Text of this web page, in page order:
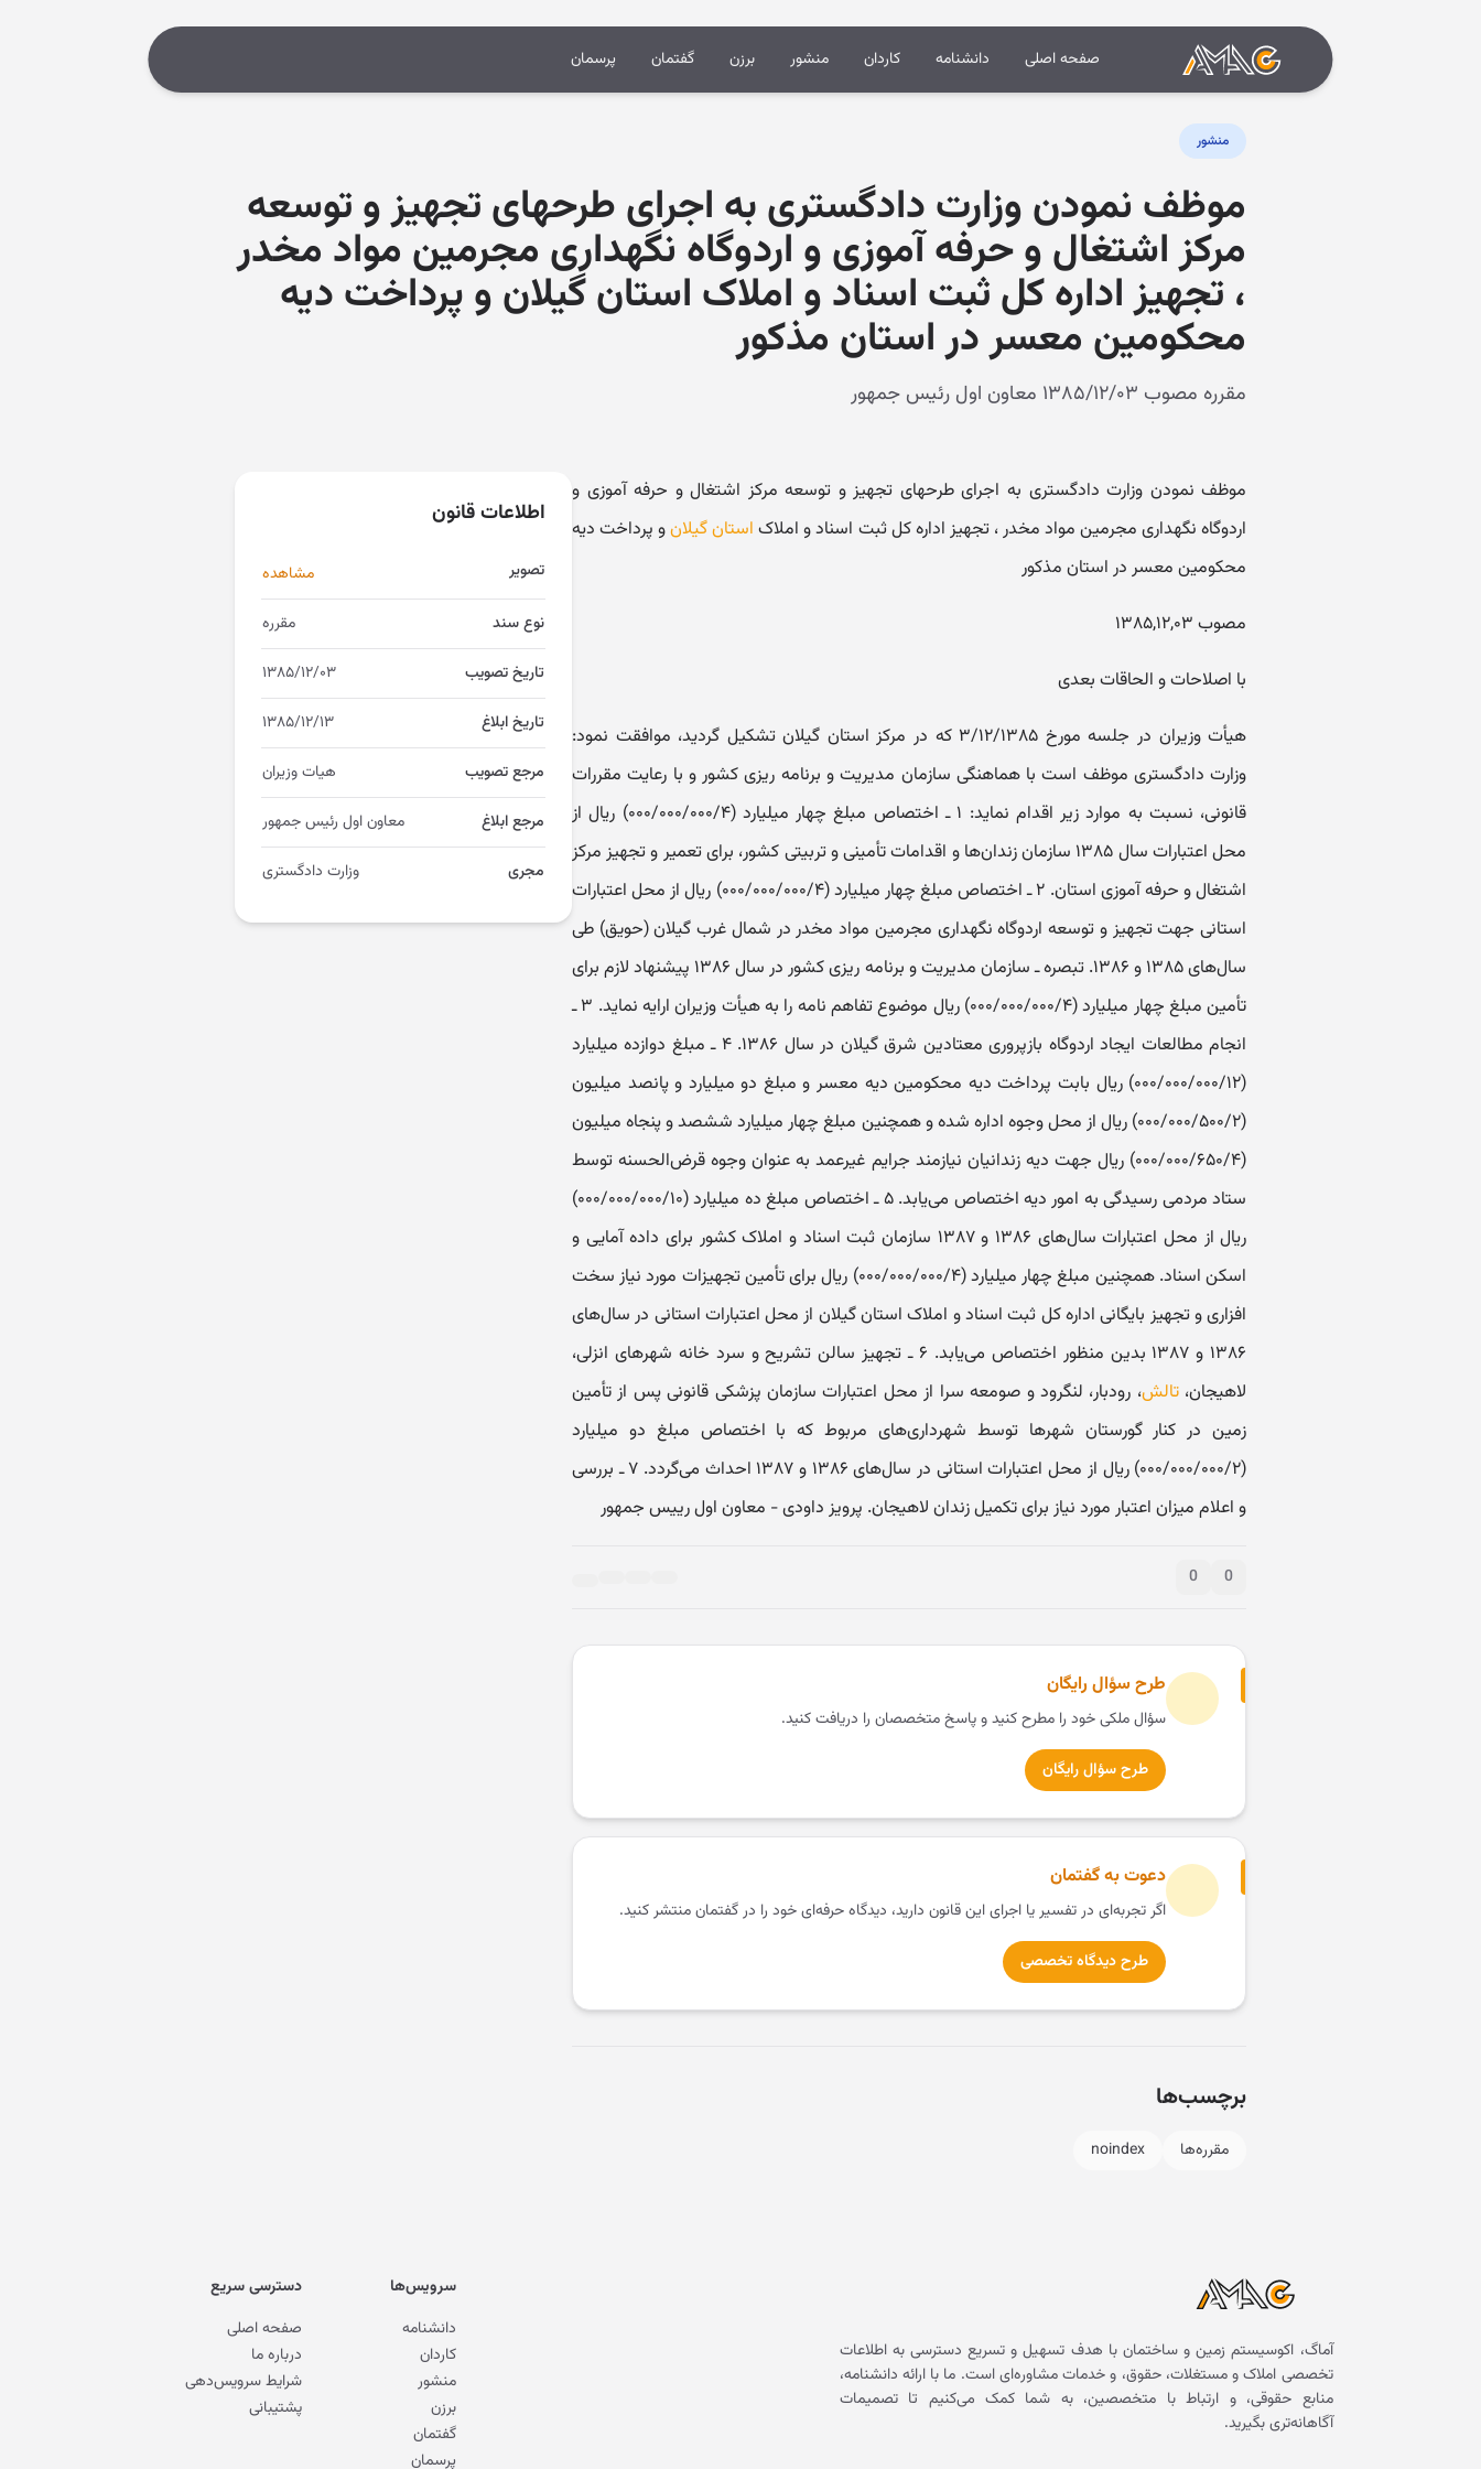
صفحه اصلی دانشنامه کاردان منشور برزن گفتمان پرسمان
منشور
موظف نمودن وزارت دادگستری به اجرای طرحهای تجهیز و توسعه
مرکز اشتغال و حرفه آموزی و اردوگاه نگهداری مجرمین مواد مخدر
، تجهیز اداره کل ثبت اسناد و املاک استان گیلان و پرداخت دیه
محکومین معسر در استان مذکور
مقرره مصوب ۱۳۸۵/۱۲/۰۳ معاون اول رئیس جمهور
موظف نمودن وزارت دادگستری به اجرای طرحهای تجهیز و توسعه مرکز اشتغال و حرفه آموزی و
اردوگاه نگهداری مجرمین مواد مخدر ، تجهیز اداره کل ثبت اسناد و املاک استان گیلانو پرداخت دیه
محکومین معسر در استان مذکور
مصوب ۱۳۸۵,۱۲,۰۳
با اصلاحات و الحاقات بعدی
هیأت وزیران در جلسه مورخ ۳/۱۲/۱۳۸۵ که در مرکز استان گیلان تشکیل گردید، موافقت نمود:
وزارت دادگستری موظف است با هماهنگی سازمان مدیریت و برنامه‌ ریزی کشور و با رعایت مقررات
قانونی، نسبت به موارد زیر اقدام نماید: ۱ ـ اختصاص مبلغ چهار میلیارد (۰۰۰/۰۰۰/۰۰۰/۴) ریال از
محل اعتبارات سال ۱۳۸۵ سازمان زندان‌ها و اقدامات تأمینی و تربیتی کشور، برای تعمیر و تجهیز مرکز
اشتغال و حرفه ‌آموزی استان. ۲ ـ اختصاص مبلغ چهار میلیارد (۰۰۰/۰۰۰/۰۰۰/۴) ریال از محل اعتبارات
استانی جهت تجهیز و توسعه اردوگاه نگهداری مجرمین مواد مخدر در شمال غرب گیلان (حویق) طی
سال‌های ۱۳۸۵ و ۱۳۸۶. تبصره ـ سازمان مدیریت و برنامه ‌ریزی کشور در سال ۱۳۸۶ پیشنهاد لازم برای
تأمین مبلغ چهار میلیارد (۰۰۰/۰۰۰/۰۰۰/۴) ریال موضوع تفاهم‌ نامه را به هیأت وزیران ارایه نماید. ۳ ـ
انجام مطالعات ایجاد اردوگاه بازپروری معتادین شرق گیلان در سال ۱۳۸۶. ۴ ـ مبلغ دوازده میلیارد
(۰۰۰/۰۰۰/۰۰۰/۱۲) ریال بابت پرداخت دیه محکومین دیه معسر و مبلغ دو میلیارد و پانصد میلیون
(۰۰۰/۰۰۰/۵۰۰/۲) ریال از محل وجوه اداره ‌شده و همچنین مبلغ چهار میلیارد ششصد و پنجاه میلیون
(۰۰۰/۰۰۰/۶۵۰/۴) ریال جهت دیه زندانیان نیازمند جرایم غیرعمد به عنوان وجوه قرض‌الحسنه توسط
ستاد مردمی رسیدگی به امور دیه اختصاص می‌یابد. ۵ ـ اختصاص مبلغ ده میلیارد (۰۰۰/۰۰۰/۰۰۰/۱۰)
ریال از محل اعتبارات سال‌های ۱۳۸۶ و ۱۳۸۷ سازمان ثبت اسناد و املاک کشور برای داده ‌آمایی و
اسکن اسناد. همچنین مبلغ چهار میلیارد (۰۰۰/۰۰۰/۰۰۰/۴) ریال برای تأمین تجهیزات مورد نیاز سخت‌
افزاری و تجهیز بایگانی اداره کل ثبت اسناد و املاک استان گیلان از محل اعتبارات استانی در سال‌های
۱۳۸۶ و ۱۳۸۷ بدین منظور اختصاص می‌یابد. ۶ ـ تجهیز سالن تشریح و سرد خانه شهرهای انزلی،
لاهیجان،تالش، رودبار، لنگرود و صومعه‌ سرا از محل اعتبارات سازمان پزشکی قانونی پس از تأمین
زمین در کنار گورستان شهرها توسط شهرداری‌های مربوط که با اختصاص مبلغ دو میلیارد
(۰۰۰/۰۰۰/۰۰۰/۲) ریال از محل اعتبارات استانی در سال‌های ۱۳۸۶ و ۱۳۸۷ احداث می‌گردد. ۷ ـ بررسی
و اعلام میزان اعتبار مورد نیاز برای تکمیل زندان لاهیجان. پرویز داودی - معاون اول رییس ‌جمهور
0
0
طرح سؤال رایگان
سؤال ملکی خود را مطرح کنید و پاسخ متخصصان را دریافت کنید.
طرح سؤال رایگان
دعوت به گفتمان
اگر تجربه‌ای در تفسیر یا اجرای این قانون دارید، دیدگاه حرفه‌ای خود را در گفتمان منتشر کنید.
طرح دیدگاه تخصصی
برچسب‌ها
مقرره‌ها noindex
اطلاعات قانون
تصویر مشاهده
نوع سند مقرره
تاریخ تصویب ۱۳۸۵/۱۲/۰۳
تاریخ ابلاغ ۱۳۸۵/۱۲/۱۳
مرجع تصویب هیات وزیران
مرجع ابلاغ معاون اول رئیس جمهور
مجری وزارت دادگستری
آماگ، اکوسیستم زمین و ساختمان با هدف تسهیل و تسریع دسترسی به اطلاعات
تخصصی املاک و مستغلات، حقوق، و خدمات مشاوره‌ای است. ما با ارائه دانشنامه،
منابع حقوقی، و ارتباط با متخصصین، به شما کمک می‌کنیم تا تصمیمات
آگاهانه‌تری بگیرید.
سرویس‌ها
دانشنامه
کاردان
منشور
برزن
گفتمان
پرسمان
دسترسی سریع
صفحه اصلی
درباره ما
شرایط سرویس‌دهی
پشتیبانی